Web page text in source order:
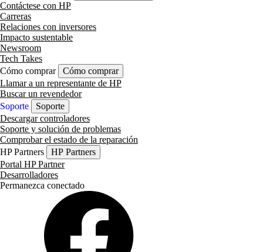
Contáctese con HP
Carreras
Relaciones con inversores
Impacto sustentable
Newsroom
Tech Takes
Cómo comprar
Cómo comprar
Llamar a un representante de HP
Buscar un revendedor
Soporte
Soporte
Descargar controladores
Soporte y solución de problemas
Comprobar el estado de la reparación
HP Partners
HP Partners
Portal HP Partner
Desarrolladores
Permanezca conectado